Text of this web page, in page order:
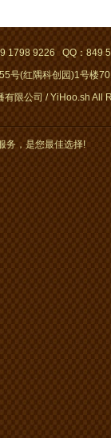
1798 9226 QQ：849
号(红隅科创园)1号楼
限公司 / YiHoo.sh All
务，是您最佳选择!